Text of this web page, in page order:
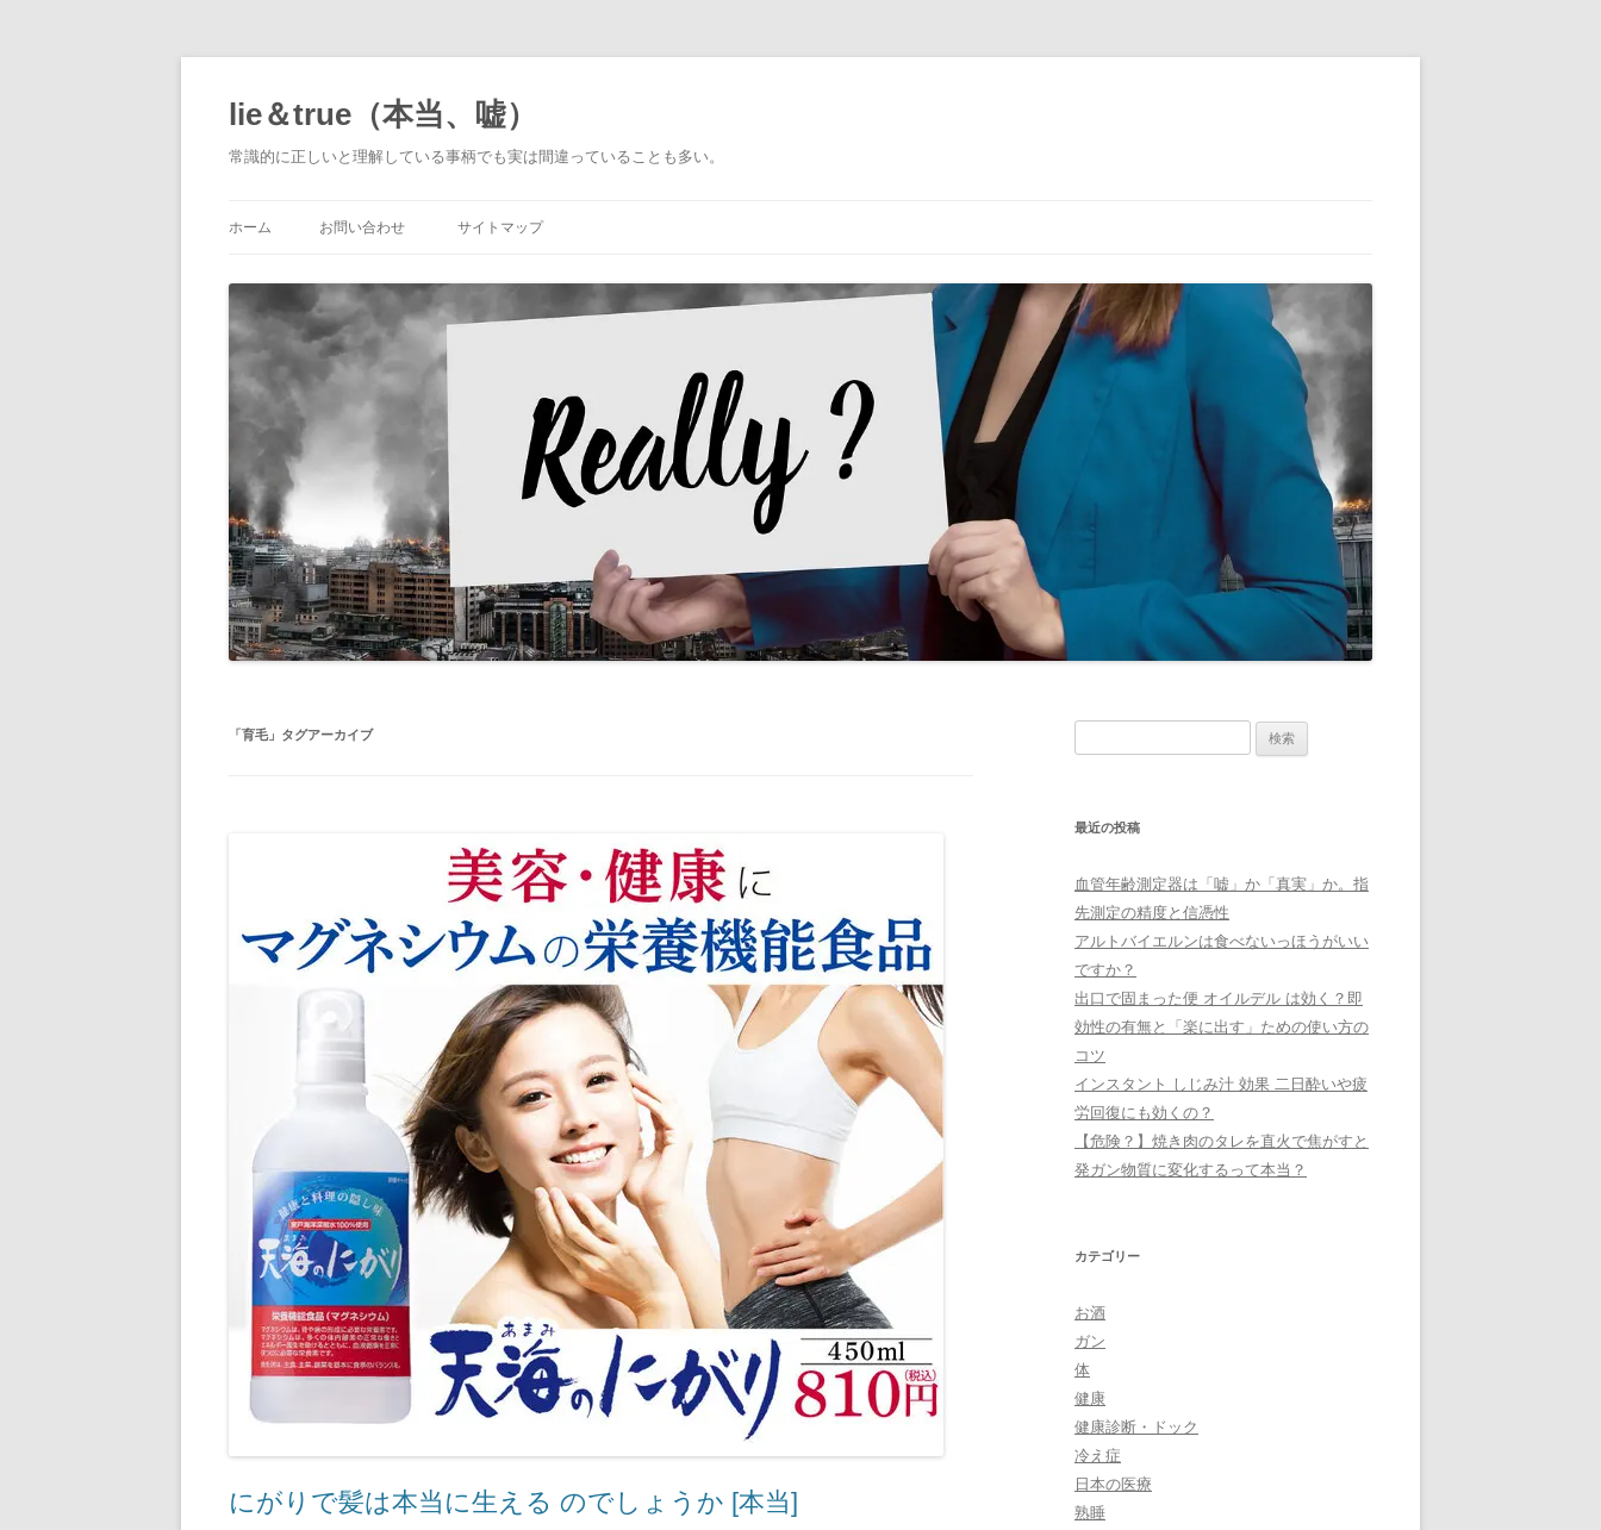
ン
ツ
へ
ス
lie＆true（本当、嘘）
常識的に正しいと理解している事柄でも実は間違っていることも多い。
ホーム お問い合わせ サイトマップ
「育毛」タグアーカイブ
にがりで髪は本当に生える のでしょうか [本当]
最近の投稿
血管年齢測定器は「嘘」か「真実」か。指
先測定の精度と信憑性
アルトバイエルンは食べないっほうがいい
ですか？
出口で固まった便 オイルデル は効く？即
効性の有無と「楽に出す」ための使い方の
コツ
インスタント しじみ汁 効果 二日酔いや疲
労回復にも効くの？
【危険？】焼き肉のタレを直火で焦がすと
発ガン物質に変化するって本当？
カテゴリー
お酒
ガン
体
健康
健康診断・ドック
冷え症
日本の医療
熟睡